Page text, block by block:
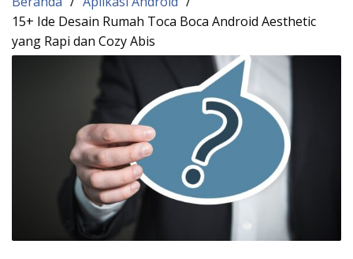
15+ Ide Desain Rumah Toca Boca Android Aesthetic
yang Rapi dan Cozy Abis